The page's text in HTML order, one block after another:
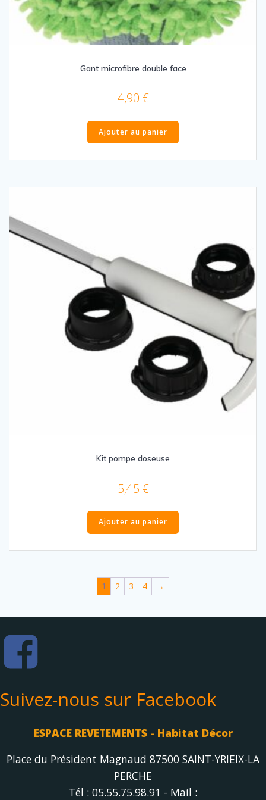
Gant microfibre double face
4,90 €
Ajouter au panier
Kit pompe doseuse
5,45 €
Ajouter au panier
1 2 3 4 →
Suivez-nous sur Facebook
ESPACE REVETEMENTS - Habitat Décor
Place du Président Magnaud 87500 SAINT-YRIEIX-LA
PERCHE
Tél : 05.55.75.98.91 - Mail :